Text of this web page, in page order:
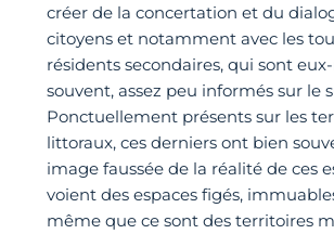
créer de la concertation et du
citoyens et notamment avec les
résidents secondaires, qui sont
souvent, assez peu informés sur le
Ponctuellement présents sur les
littoraux, ces derniers ont bien
image faussée de la réalité de ces
voient des espaces figés,
même que ce sont des territoires